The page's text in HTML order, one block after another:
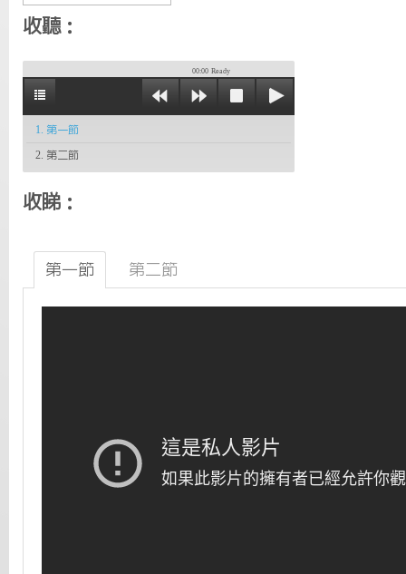
收聽：
00:00 Ready
1. 第一節
2. 第二節
收睇：
第一節 第二節